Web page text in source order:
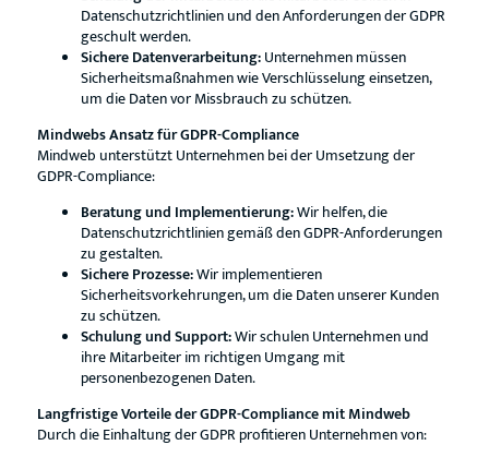
Datenschutzrichtlinien und den Anforderungen der GDPR
geschult werden.
Sichere Datenverarbeitung:Unternehmen müssen
Sicherheitsmaßnahmen wie Verschlüsselung einsetzen,
um die Daten vor Missbrauch zu schützen.
Mindwebs Ansatz für GDPR-Compliance
Mindweb unterstützt Unternehmen bei der Umsetzung der
GDPR-Compliance:
Beratung und Implementierung:Wir helfen, die
Datenschutzrichtlinien gemäß den GDPR-Anforderungen
zu gestalten.
Sichere Prozesse:Wir implementieren
Sicherheitsvorkehrungen, um die Daten unserer Kunden
zu schützen.
Schulung und Support:Wir schulen Unternehmen und
ihre Mitarbeiter im richtigen Umgang mit
personenbezogenen Daten.
Langfristige Vorteile der GDPR-Compliance mit Mindweb
Durch die Einhaltung der GDPR profitieren Unternehmen von: